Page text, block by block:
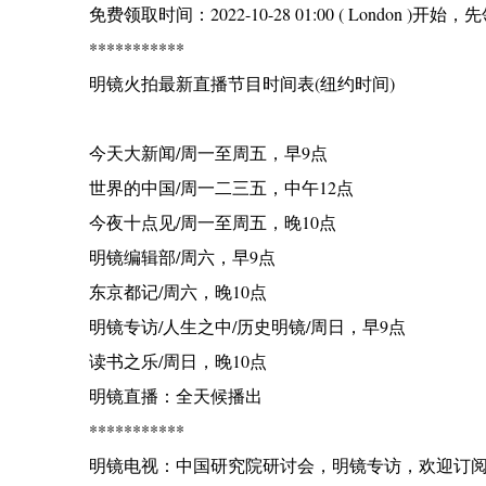
免费领取时间：2022-10-28 01:00 ( London )开始，
***********
明镜火拍最新直播节目时间表(纽约时间)
今天大新闻/周一至周五，早9点
世界的中国/周一二三五，中午12点
今夜十点见/周一至周五，晚10点
明镜编辑部/周六，早9点
东京都记/周六，晚10点
明镜专访/人生之中/历史明镜/周日，早9点
读书之乐/周日，晚10点
明镜直播：全天候播出
***********
明镜电视：中国研究院研讨会，明镜专访，欢迎订阅